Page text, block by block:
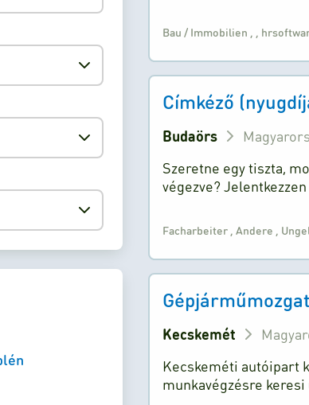
Bau / Immobilien
Címkéző
Budaörs
Szeretne egy tiszta,
végezve?
Facharbeiter Andere
Kecskemét
Kecskeméti autóipart
munkavégzésre